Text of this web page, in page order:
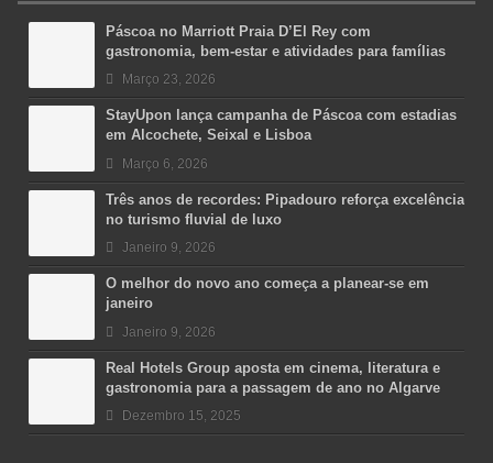
Páscoa no Marriott Praia D’El Rey com
gastronomia, bem-estar e atividades para famílias
Março 23, 2026
StayUpon lança campanha de Páscoa com estadias
em Alcochete, Seixal e Lisboa
Março 6, 2026
Três anos de recordes: Pipadouro reforça excelência
no turismo fluvial de luxo
Janeiro 9, 2026
O melhor do novo ano começa a planear-se em
janeiro
Janeiro 9, 2026
Real Hotels Group aposta em cinema, literatura e
gastronomia para a passagem de ano no Algarve
Dezembro 15, 2025